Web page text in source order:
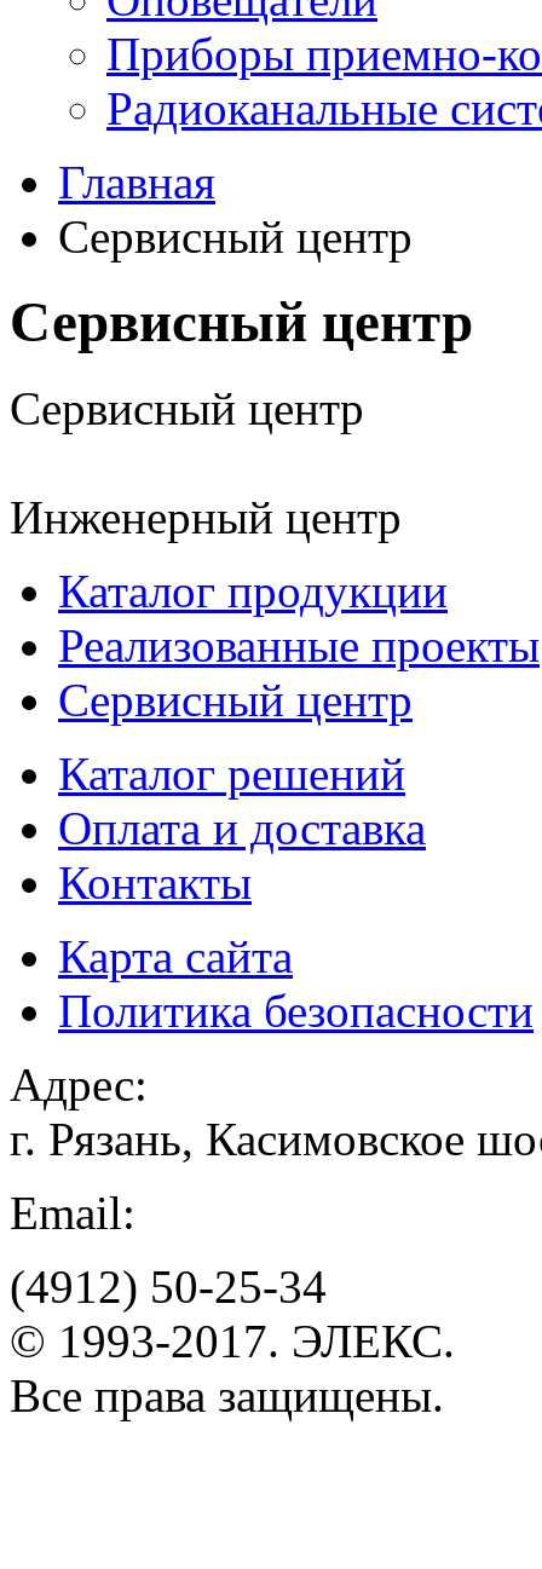
Приборы приемно-
Радиоканальные
Главная
Сервисный центр
Сервисный центр
Сервисный центр
Инженерный центр
Каталог продукции
Реализованные проекты
Сервисный центр
Каталог решений
Оплата и доставка
Контакты
Карта сайта
Политика безопасности
Адрес:
г. Рязань, Касимовское
Email:
(4912) 50-25-34
© 1993-2017. ЭЛЕКС.
Все права защищены.